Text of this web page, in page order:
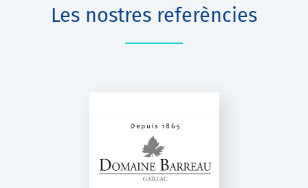
Les nostres referències